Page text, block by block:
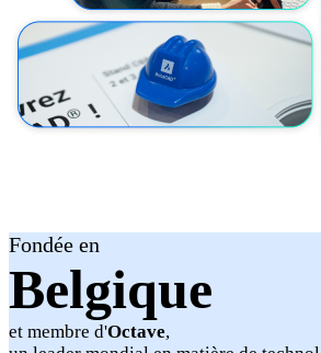
Fondée en
Belgique
et membre d'Octave,